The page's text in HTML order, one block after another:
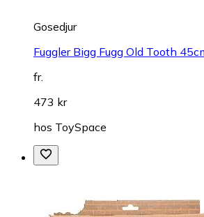
Gosedjur
Fuggler Bigg Fugg Old Tooth
fr.
473 kr
hos ToySpace